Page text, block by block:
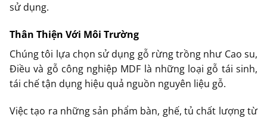
sử dụng.
Thân Thiện Với Môi Trường
Chúng tôi lựa chọn sử dụng gỗ rừng trồng như Cao su,
Điều và gỗ công nghiệp MDF là những loại gỗ tái sinh,
tái chế tận dụng hiệu quả nguồn nguyên liệu gỗ.
Việc tạo ra những sản phẩm bàn, ghế, tủ chất lượng từ